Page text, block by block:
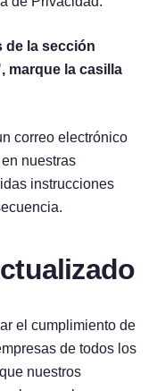
de la sección
marque la casilla
correo electrónico
nuestras
instrucciones
el cumplimiento de
de todos los
nuestros